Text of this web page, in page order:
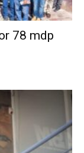
78 mdp